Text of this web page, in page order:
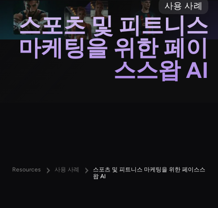
사용 사례
스포츠 및 피트니스
마케팅을 위한 페이
스스왑 AI
Resources 사용 사례
스포츠 및 피트니스 마케팅을 위한 페이스스
왑 AI